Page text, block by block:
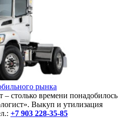
рынка
– столько времени понадобилось
Выкуп и утилизация
+7 903 228-35-85